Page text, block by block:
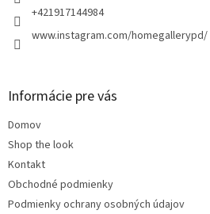
+421917144984
www.instagram.com/homegallerypd/
Informácie pre vás
Domov
Shop the look
Kontakt
Obchodné podmienky
Podmienky ochrany osobných údajov